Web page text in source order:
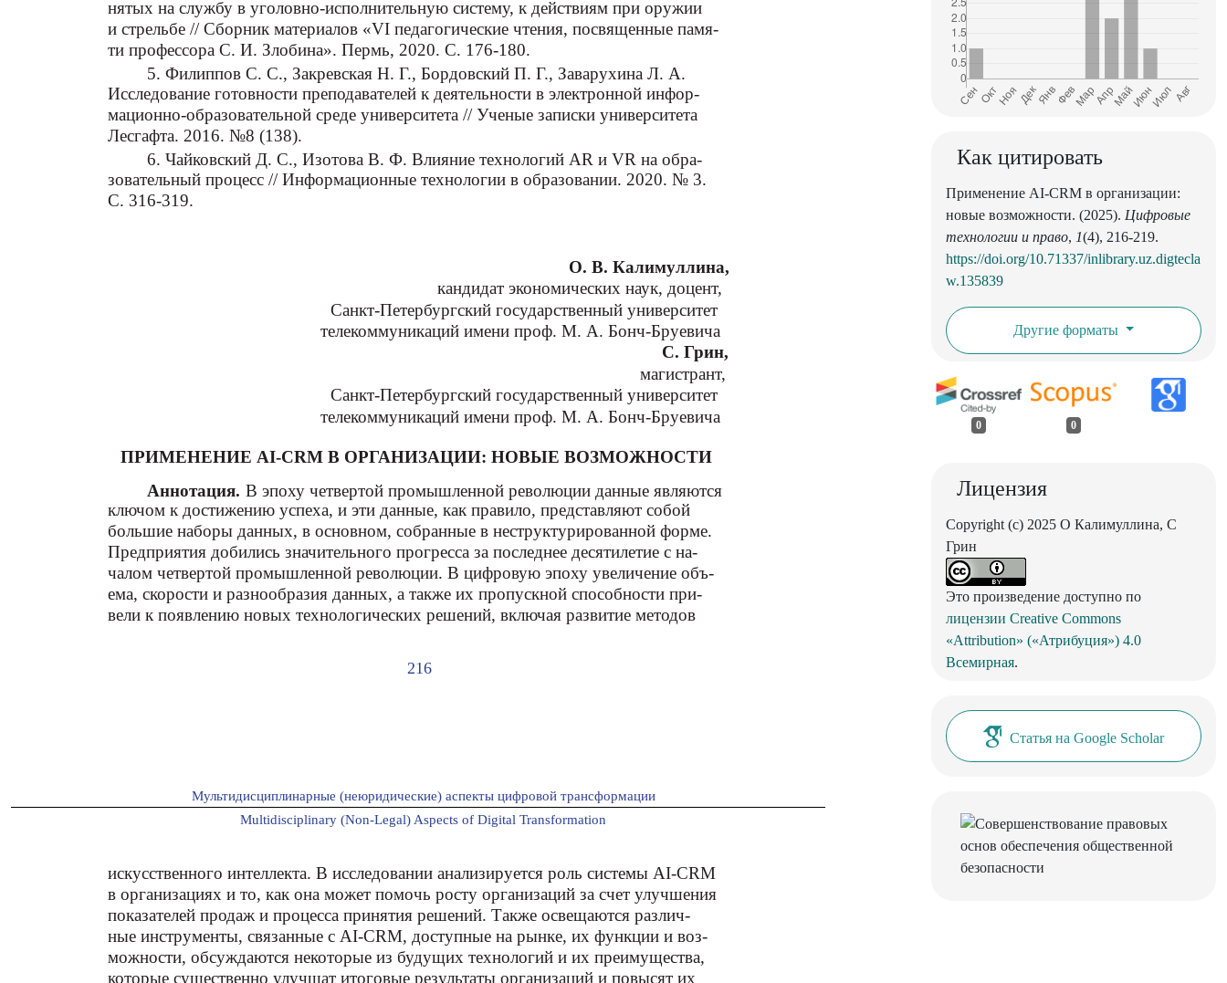
216
нятых на службу в уголовно-исполнительную систему, к действиям при оружии
и стрельбе // Сборник материалов «VI педагогические чтения, посвященные памя-
ти профессора С. И. Злобина». Пермь, 2020. С. 176-180.
5. Филиппов С. С., Закревская Н. Г., Бордовский П. Г., Заварухина Л. А.
Исследование готовности преподавателей к деятельности в электронной инфор-
мационно-образовательной среде университета // Ученые записки университета
Лесгафта. 2016. №8 (138).
6. Чайковский Д. С., Изотова В. Ф. Влияние технологий AR и VR на обра-
зовательный процесс // Информационные технологии в образовании. 2020. № 3.
С. 316-319.
О. В. Калимуллина,
кандидат экономических наук, доцент,
Санкт-Петербургский государственный университет
телекоммуникаций имени проф. М. А. Бонч-Бруевича
С. Грин,
магистрант,
Санкт-Петербургский государственный университет
телекоммуникаций имени проф. М. А. Бонч-Бруевича
ПРИМЕНЕНИЕ AI-CRM В ОРГАНИЗАЦИИ: НОВЫЕ ВОЗМОЖНОСТИ
Аннотация. В эпоху четвертой промышленной революции данные являются
ключом к достижению успеха, и эти данные, как правило, представляют собой
большие наборы данных, в основном, собранные в неструктурированной форме.
Предприятия добились значительного прогресса за последнее десятилетие с на-
чалом четвертой промышленной революции. В цифровую эпоху увеличение объ-
ема, скорости и разнообразия данных, а также их пропускной способности при-
вели к появлению новых технологических решений, включая развитие методов
Мультидисциплинарные (неюридические) аспекты цифровой трансформации
Multidisciplinary (Non-Legal) Aspects оf Digital Transformation
искусственного интеллекта. В исследовании анализируется роль системы AI-CRM
в организациях и то, как она может помочь росту организаций за счет улучшения
показателей продаж и процесса принятия решений. Также освещаются различ-
ные инструменты, связанные с AI-CRM, доступные на рынке, их функции и воз-
можности, обсуждаются некоторые из будущих технологий и их преимущества,
которые существенно улучшат итоговые результаты организаций и повысят их
Как цитировать
Применение AI-CRM в организации:
новые возможности. (2025). Цифровые
технологии и право, 1(4), 216-219.
https://doi.org/10.71337/inlibrary.uz.digtecla
w.135839
Другие форматы
0 0
Лицензия
Copyright (c) 2025 О Калимуллина, С
Грин
Это произведение доступно по
лицензии Creative Commons
«Attribution» («Атрибуция») 4.0
Всемирная.
Статья на Google Scholar